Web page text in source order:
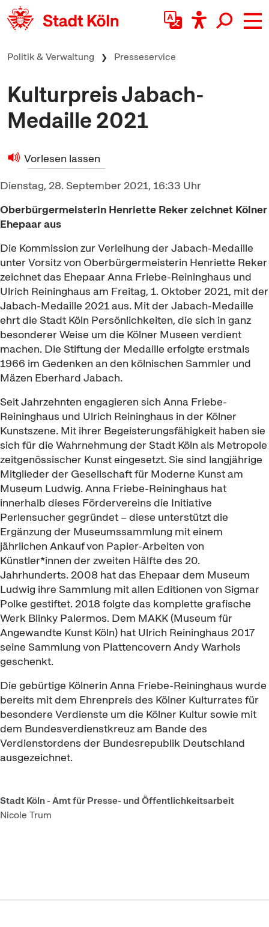
zum Inhalt springen
Politik & Verwaltung Presseservice
Kulturpreis Jabach-
Medaille 2021
Vorlesen lassen
Dienstag, 28. September 2021, 16:33 Uhr
Oberbürgermeisterin Henriette Reker zeichnet Kölner
Ehepaar aus
Die Kommission zur Verleihung der Jabach-Medaille
unter Vorsitz von Oberbürgermeisterin Henriette Reker
zeichnet das Ehepaar Anna Friebe-Reininghaus und
Ulrich Reininghaus am Freitag, 1. Oktober 2021, mit der
Jabach-Medaille 2021 aus. Mit der Jabach-Medaille
ehrt die Stadt Köln Persönlichkeiten, die sich in ganz
besonderer Weise um die Kölner Museen verdient
machen. Die Stiftung der Medaille erfolgte erstmals
1966 im Gedenken an den kölnischen Sammler und
Mäzen Eberhard Jabach.
Seit Jahrzehnten engagieren sich Anna Friebe-
Reininghaus und Ulrich Reininghaus in der Kölner
Kunstszene. Mit ihrer Begeisterungsfähigkeit haben sie
sich für die Wahrnehmung der Stadt Köln als Metropole
zeitgenössischer Kunst eingesetzt. Sie sind langjährige
Mitglieder der Gesellschaft für Moderne Kunst am
Museum Ludwig. Anna Friebe-Reininghaus hat
innerhalb dieses Fördervereins die Initiative
Perlensucher gegründet – diese unterstützt die
Ergänzung der Museumssammlung mit einem
jährlichen Ankauf von Papier-Arbeiten von
Künstler*innen der zweiten Hälfte des 20.
Jahrhunderts. 2008 hat das Ehepaar dem Museum
Ludwig ihre Sammlung mit allen Editionen von Sigmar
Polke gestiftet. 2018 folgte das komplette grafische
Werk Blinky Palermos. Dem MAKK (Museum für
Angewandte Kunst Köln) hat Ulrich Reininghaus 2017
seine Sammlung von Plattencovern Andy Warhols
geschenkt.
Die gebürtige Kölnerin Anna Friebe-Reininghaus wurde
bereits mit dem Ehrenpreis des Kölner Kulturrates für
besondere Verdienste um die Kölner Kultur sowie mit
dem Bundesverdienstkreuz am Bande des
Verdienstordens der Bundesrepublik Deutschland
ausgezeichnet.
Stadt Köln - Amt für Presse- und Öffentlichkeitsarbeit
Nicole Trum